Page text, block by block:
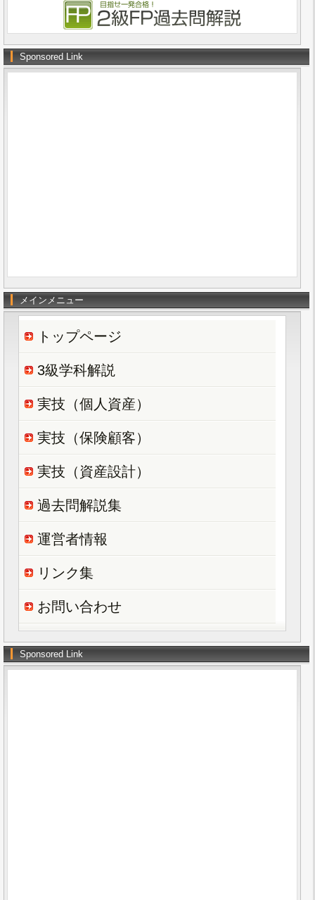
Sponsored Link
メインメニュー
トップページ
3級学科解説
実技（個人資産）
実技（保険顧客）
実技（資産設計）
過去問解説集
運営者情報
リンク集
お問い合わせ
Sponsored Link